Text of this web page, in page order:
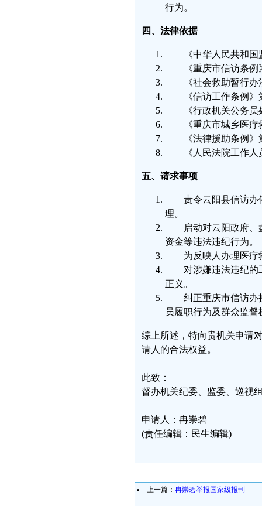
行为。
四、法律依据
《中华人民共和
《重庆市信访条
《社会救助暂行
《信访工作条例
《行政机关公务
《重庆市城乡医
《法律援助条例》
《人民法院工作
五、请求事项
责令云阳县信访办
理。
启动对云阳政府
资金等违法违纪行为。
为反映人办理医
对涉嫌违法违纪
正义。
纠正重庆市信访办
员履职行为及群众监
综上所述，特向贵机关申请
请人的合法权益。
此致：
督办机关纪委、监委、巡视
申请人：冉崇碧
(责任编辑：民生编辑)
上一篇： 冉崇碧举报国家级报刊